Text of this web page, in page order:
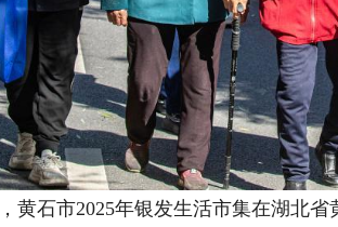
石市2025年银发生活市集在湖北省